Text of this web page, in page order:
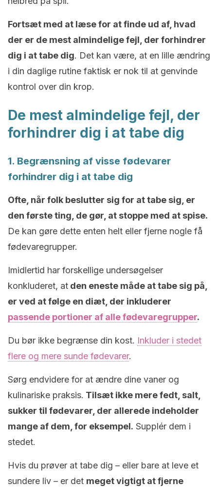
Fortsæt med at læse for at finde ud af, hvad
der er de mest almindelige fejl, der forhindrer
dig i at tabe dig. Det kan være, at en lille ændring
i din daglige rutine faktisk er nok til at genvinde
kontrol over din krop.
De mest almindelige fejl, der
forhindrer dig i at tabe dig
1. Begrænsning af visse fødevarer
forhindrer dig i at tabe dig
Ofte, når folk beslutter sig for at tabe sig, er
den første ting, de gør, at stoppe med at spise.
De kan gøre dette enten helt eller fjerne nogle få
fødevaregrupper.
Imidlertid har forskellige undersøgelser
konkluderet, at den eneste måde at tabe sig på,
er ved at følge en diæt, der inkluderer
passende portioner af alle fødevaregrupper.
Du bør ikke begrænse din kost. Inkluder i stedet
flere og mere sunde fødevarer.
Sørg endvidere for at ændre dine vaner og
kulinariske praksis. Tilsæt ikke mere fedt, salt,
sukker til fødevarer, der allerede indeholder
mange af dem, for eksempel. Supplér dem i
stedet.
Hvis du prøver at tabe dig – eller bare at leve et
sundere liv – er det meget vigtigt at fjerne